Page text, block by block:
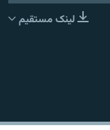
لینک مستقیم